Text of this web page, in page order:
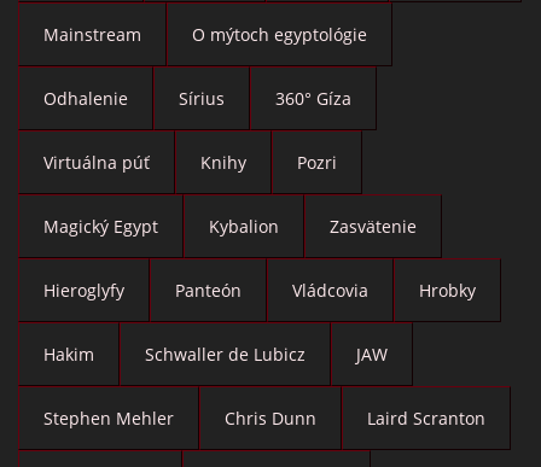
Mainstream O mýtoch egyptológie
Odhalenie Sírius 360° Gíza
Virtuálna púť Knihy Pozri
Magický Egypt Kybalion Zasvätenie
Hieroglyfy Panteón Vládcovia Hrobky
Hakim Schwaller de Lubicz JAW
Stephen Mehler Chris Dunn Laird Scranton